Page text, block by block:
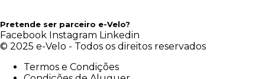
Pretende ser parceiro e-Velo?
Facebook Instagram Linkedin
© 2025 e-Velo - Todos os direitos reservados
Termos e Condições